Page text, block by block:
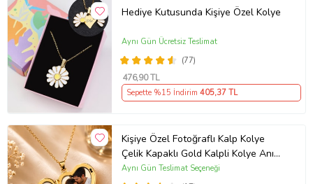
Hediye Kutusunda Kişiye Özel Kolye
(77)
Aynı Gün Ücretsiz Teslimat
476,90 TL
Sepette %15 İndirim 405,37 TL
Kişiye Özel Fotoğraflı Kalp Kolye
Çelik Kapaklı Gold Kalpli Kolye Anı
Kolyesi Kalp Kolye Resimli Kolye –
Aynı Gün Teslimat Seçeneği